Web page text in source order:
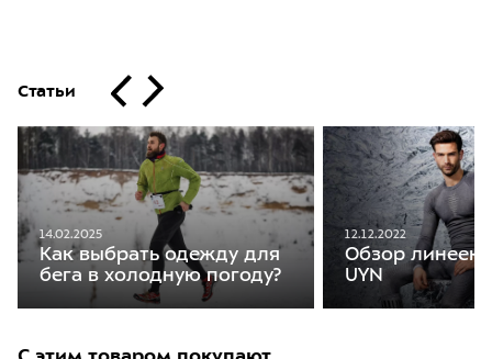
Статьи
14.02.2025
Как выбрать одежду для
бега в холодную погоду?
12.12.2022
Обзор линеек
UYN